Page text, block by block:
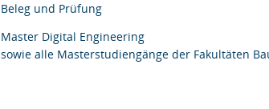
Beleg und Prüfung
Master Digital Engineering
sowie alle Masterstudiengänge der Fakultäten